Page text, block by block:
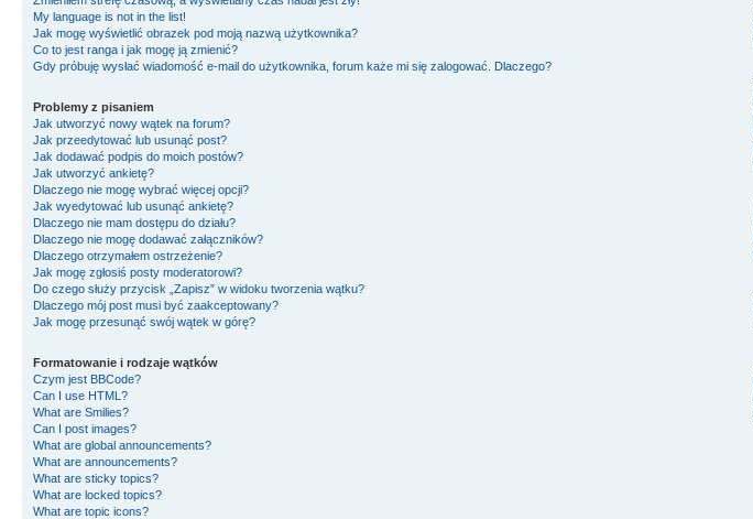
My language is not in the list!
Jak mogę wyświetlić obrazek pod moją nazwą użytkownika?
Co to jest ranga i jak mogę ją zmienić?
Gdy próbuję wysłać wiadomość e-mail do użytkownika, forum każe mi się zalogować. Dlaczego?
Problemy z pisaniem
Jak utworzyć nowy wątek na forum?
Jak przeedytować lub usunąć post?
Jak dodawać podpis do moich postów?
Jak utworzyć ankietę?
Dlaczego nie mogę wybrać więcej opcji?
Jak wyedytować lub usunąć ankietę?
Dlaczego nie mam dostępu do działu?
Dlaczego nie mogę dodawać załączników?
Dlaczego otrzymałem ostrzeżenie?
Jak mogę zgłosiś posty moderatorowi?
Do czego służy przycisk „Zapisz” w widoku tworzenia wątku?
Dlaczego mój post musi być zaakceptowany?
Jak mogę przesunąć swój wątek w górę?
Formatowanie i rodzaje wątków
Czym jest BBCode?
Can I use HTML?
What are Smilies?
Can I post images?
What are global announcements?
What are announcements?
What are sticky topics?
What are locked topics?
What are topic icons?